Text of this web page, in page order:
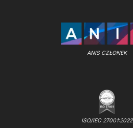
ANIS CZŁONEK
ISO/IEC 27001:2022